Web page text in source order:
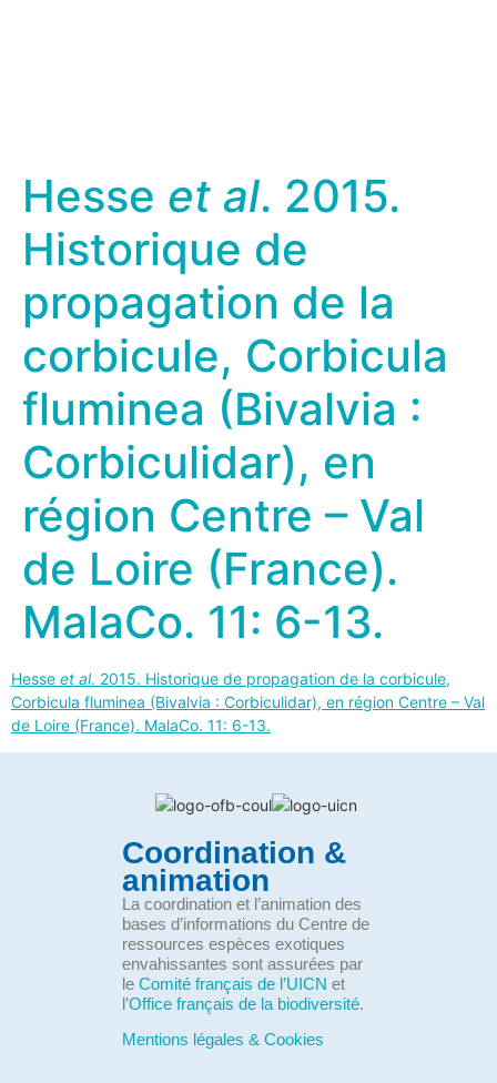
Hesse et al. 2015.
Historique de
propagation de la
corbicule, Corbicula
fluminea (Bivalvia :
Corbiculidar), en
région Centre – Val
de Loire (France).
MalaCo. 11: 6-13.
Hesse et al. 2015. Historique de propagation de la corbicule,
Corbicula fluminea (Bivalvia : Corbiculidar), en région Centre – Val
de Loire (France). MalaCo. 11: 6-13.
Coordination &
animation
La coordination et l’animation des
bases d’informations du Centre de
ressources espèces exotiques
envahissantes sont assurées par
le Comité français de l’UICN et
l’Office français de la biodiversité.
Mentions légales & Cookies